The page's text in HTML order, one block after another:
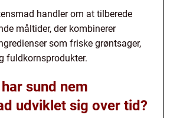
handler om at tilberede
måltider, der kombinerer
som friske grøntsager,
fuldkornsprodukter.
sund nem
udviklet sig over tid?